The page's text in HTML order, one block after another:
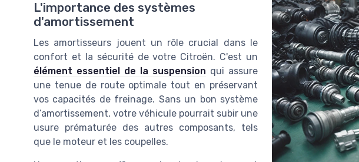
L'importance des systèmes
d'amortissement
Les amortisseurs jouent un rôle crucial dans le
confort et la sécurité de votre Citroën. C'est un
élément essentiel de la suspension qui assure
une tenue de route optimale tout en préservant
vos capacités de freinage. Sans un bon système
d’amortissement, votre véhicule pourrait subir une
usure prématurée des autres composants, tels
que le moteur et les coupelles.